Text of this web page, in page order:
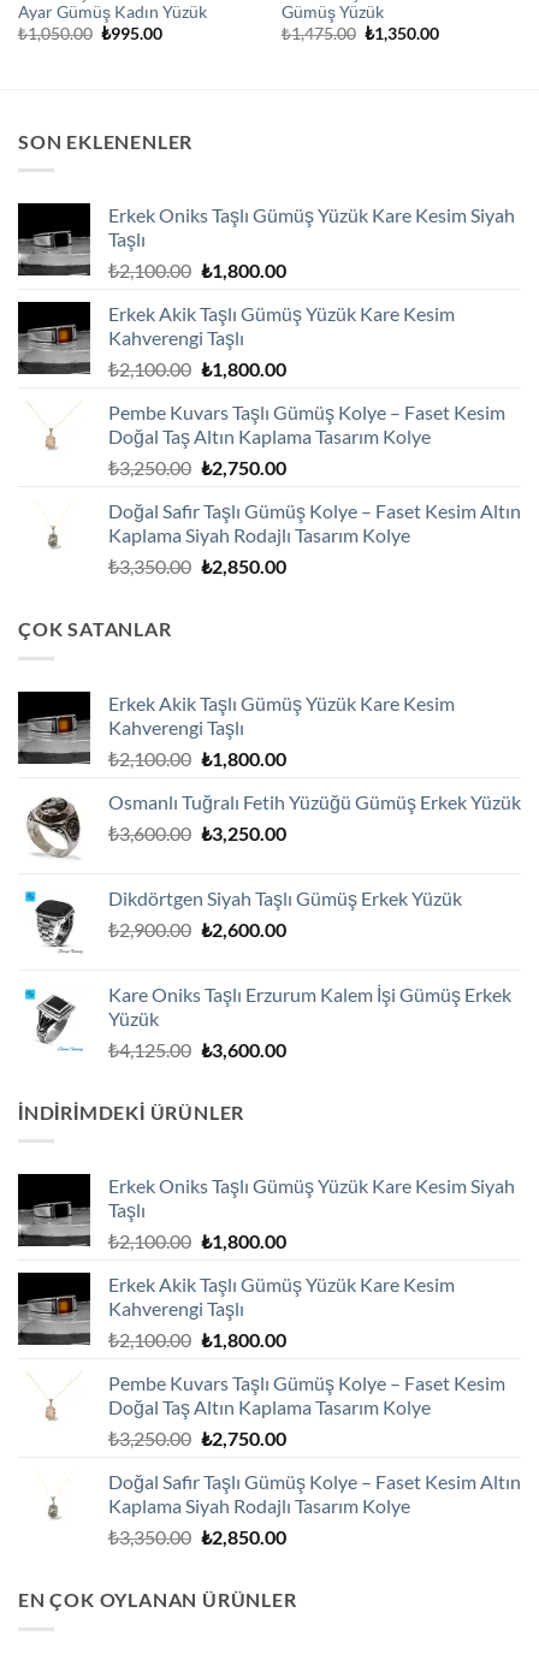
Ayar Gümüş Kadın Yüzük
₺1,050.00 Orijinal
₺995.00Şu
Gümüş Yüzük
₺1,475.00 Orijinal
fiyat:
₺1,350.00Şu
SON EKLENENLER
Erkek Oniks Taşlı Gümüş Yüzük Kare Kesim Siyah
Taşlı
₺2,100.00 Orijinal
₺2,100.00.
₺1,800.00Şu
fiyat:
Erkek Akik Taşlı Gümüş Yüzük Kare Kesim
Kahverengi Taşlı
₺2,100.00 Orijinal
₺2,100.00.
₺1,800.00Şu
fiyat:
₺1,800.00.
Pembe Kuvars Taşlı Gümüş Kolye – Faset Kesim
Doğal Taş Altın Kaplama Tasarım Kolye
₺3,250.00 Orijinal
₺3,250.00.
₺2,750.00Şu
fiyat:
₺2,750.00.
Doğal Safir Taşlı Gümüş Kolye – Faset Kesim Altın
Kaplama Siyah Rodajlı Tasarım Kolye
₺3,350.00 Orijinal
₺2,850.00Şu
ÇOK SATANLAR
Erkek Akik Taşlı Gümüş Yüzük Kare Kesim
Kahverengi Taşlı
₺2,100.00 Orijinal
₺2,100.00.
₺1,800.00Şu
fiyat:
₺1,800.00.
Osmanlı Tuğralı Fetih Yüzüğü Gümüş Erkek Yüzük
₺3,600.00 Orijinal
₺3,250.00Şu
₺3,250.00.
Dikdörtgen Siyah Taşlı Gümüş Erkek Yüzük
₺2,900.00 Orijinal
₺2,600.00Şu
₺2,600.00.
Kare Oniks Taşlı Erzurum Kalem İşi Gümüş Erkek
Yüzük
₺4,125.00 Orijinal
₺3,600.00Şu
İNDIRIMDEKI ÜRÜNLER
Erkek Oniks Taşlı Gümüş Yüzük Kare Kesim Siyah
Taşlı
₺2,100.00 Orijinal
₺2,100.00.
₺1,800.00Şu
fiyat:
Erkek Akik Taşlı Gümüş Yüzük Kare Kesim
Kahverengi Taşlı
₺2,100.00 Orijinal
₺2,100.00.
₺1,800.00Şu
fiyat:
₺1,800.00.
Pembe Kuvars Taşlı Gümüş Kolye – Faset Kesim
Doğal Taş Altın Kaplama Tasarım Kolye
₺3,250.00 Orijinal
₺3,250.00.
₺2,750.00Şu
fiyat:
₺2,750.00.
Doğal Safir Taşlı Gümüş Kolye – Faset Kesim Altın
Kaplama Siyah Rodajlı Tasarım Kolye
₺3,350.00 Orijinal
₺3,350.00.
₺2,850.00Şu
₺2,850.00.
EN ÇOK OYLANAN ÜRÜNLER